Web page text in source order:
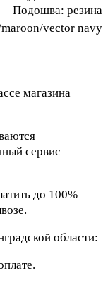
Подошва: резина
vector navy
магазина
сервис
до 100%
области: